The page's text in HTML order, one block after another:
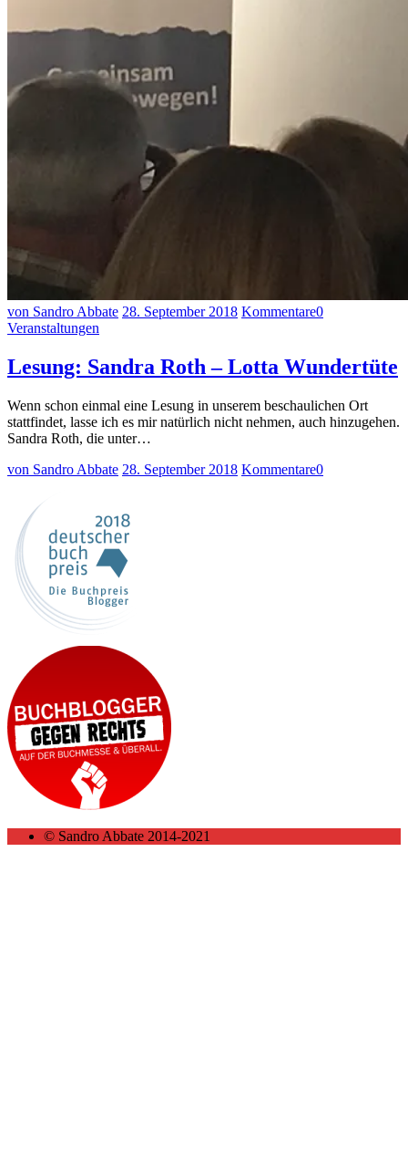
von Sandro Abbate 28. September 2018 Kommentare0
Veranstaltungen
Lesung: Sandra Roth – Lotta Wundertüte
Wenn schon einmal eine Lesung in unserem beschaulichen Ort
stattfindet, lasse ich es mir natürlich nicht nehmen, auch hinzugehen.
Sandra Roth, die unter…
von Sandro Abbate 28. September 2018 Kommentare0
© Sandro Abbate 2014-2021